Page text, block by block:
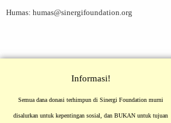
Humas: humas@sinergifoundation.org
Informasi!
Semua dana donasi terhimpun di Sinergi Foundation murni
disalurkan untuk kepentingan sosial, dan BUKAN untuk tujuan